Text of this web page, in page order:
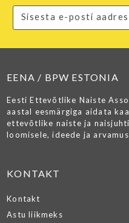
EENA / BPW ESTONIA
Eesti Ettevõtlike Naiste
aastal eesmärgiga aidata
ettevõtlike naiste ja
loomisele, ideede ja
KONTAKT
Kontakt
Astu liikmeks